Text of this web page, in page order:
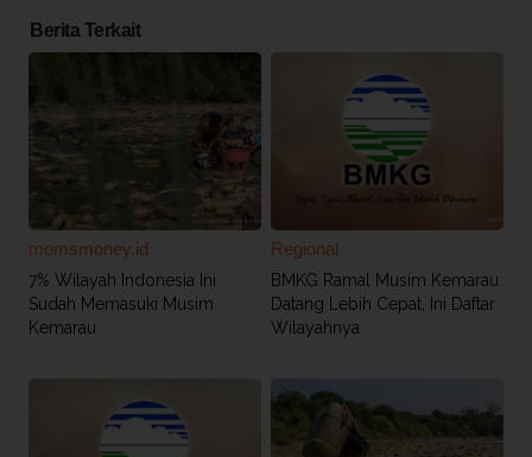
Berita Terkait
momsmoney.id
7% Wilayah Indonesia Ini
Sudah Memasuki Musim
Kemarau
Regional
BMKG Ramal Musim Kemarau
Datang Lebih Cepat, Ini Daftar
Wilayahnya